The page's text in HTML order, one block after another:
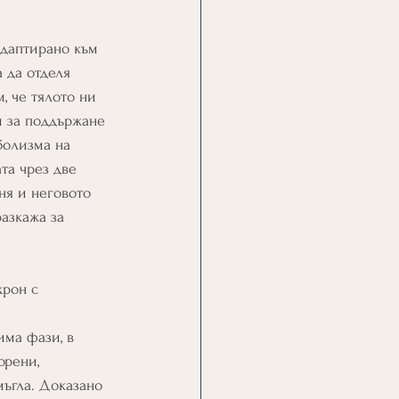
към
отделя
че тялото ни
за поддържане
на
чрез две
и неговото
за
с
фази, в
Доказано